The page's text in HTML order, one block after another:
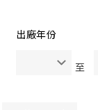
出廠年份
至